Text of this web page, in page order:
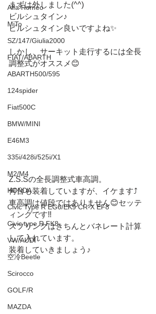
Alfa Romeo
MiTo
SZ/147/Giulia2000
FIAT/ABARTH
ABARTH500/595
124spider
Fiat500C
BMW/MINI
E46M3
335i/428i/525i/X1
M2/M4
HONDA
Civic Type R EG6/EK9 CR-X EF8
Civic type R FK8
VW/AUDI
空冷Beetle
Scirocco
GOLF/R
MAZDA
まずは外しました(^^)
ビルシュタイン♪
ビルシュタイン良いですよね✨
しかし、サーキット走行するには全長
調整式がオススメ😊
Z.S.Sの全長調整式車高調。
何台も装着していますが、イケます⤴️
車高調は値段ではありません😊セッテ
ィングです‼️
スプリングはきちんとバネレート計算
して入れています。
装着していきましょう♪